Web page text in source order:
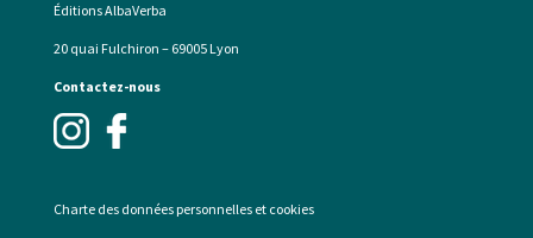
Éditions AlbaVerba
20 quai Fulchiron – 69005 Lyon
Contactez-nous
Charte des données personnelles et cookies